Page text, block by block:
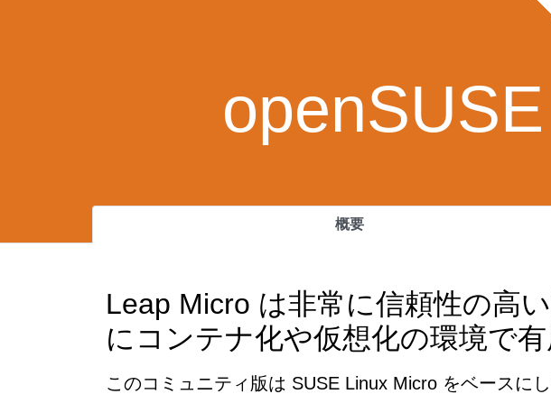
概要
Leap Micro は非常に信頼性の高
にコンテナ化や仮想化の環境で有
このコミュニティ版は SUSE Linux Micro をベースに